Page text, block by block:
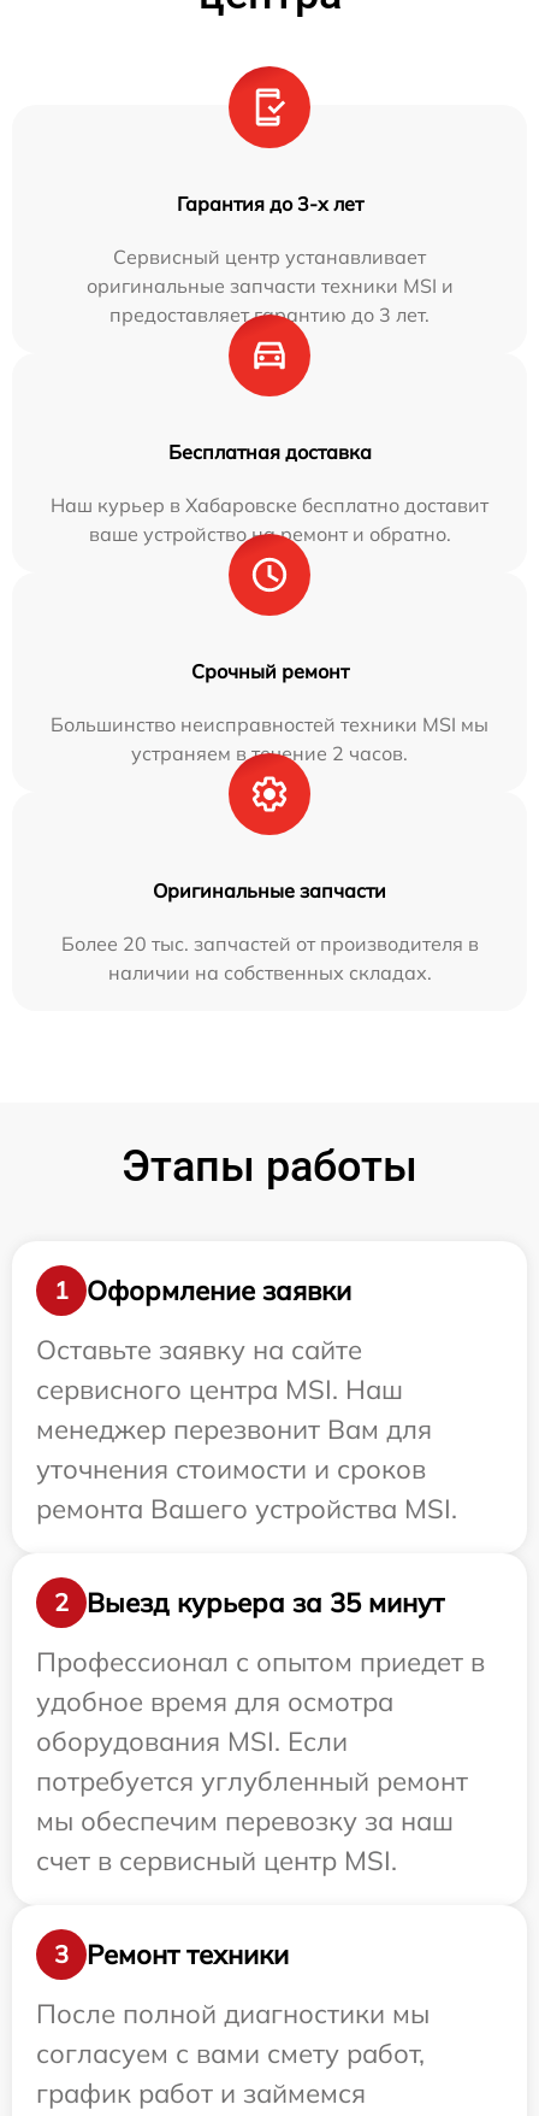
Гарантия до 3-х лет
Сервисный центр устанавливает
оригинальные запчасти техники MSI и
предоставляет гарантию до 3 лет.
Бесплатная доставка
Наш курьер в Хабаровске бесплатно доставит
ваше устройство на ремонт и обратно.
Срочный ремонт
Большинство неисправностей техники MSI мы
устраняем в течение 2 часов.
Оригинальные запчасти
Более 20 тыс. запчастей от производителя в
наличии на собственных складах.
Этапы работы
1
Оформление заявки
Оставьте заявку на сайте
сервисного центра MSI. Наш
менеджер перезвонит Вам для
уточнения стоимости и сроков
ремонта Вашего устройства MSI.
2
Выезд курьера за 35 минут
Профессионал с опытом приедет в
удобное время для осмотра
оборудования MSI. Если
потребуется углубленный ремонт
мы обеспечим перевозку за наш
счет в сервисный центр MSI.
3
Ремонт техники
После полной диагностики мы
согласуем с вами смету работ,
график работ и займемся